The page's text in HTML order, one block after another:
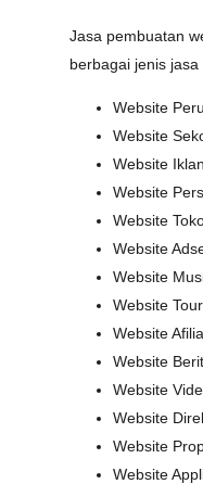
Jasa pembuatan
berbagai jenis
Website
Website
Website
Website
Website
Website
Website
Website
Website
Website
Website
Website
Website
Website